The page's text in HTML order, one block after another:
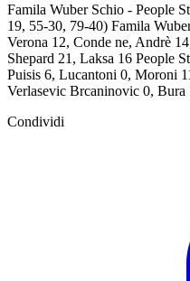
Famila Wuber Schio - People
19, 55-30, 79-40) Famila
Verona 12, Conde ne, Andrè
Shepard 21, Laksa 16 People
Puisis 6, Lucantoni 0, Moroni
Verlasevic Brcaninovic 0,
Condividi